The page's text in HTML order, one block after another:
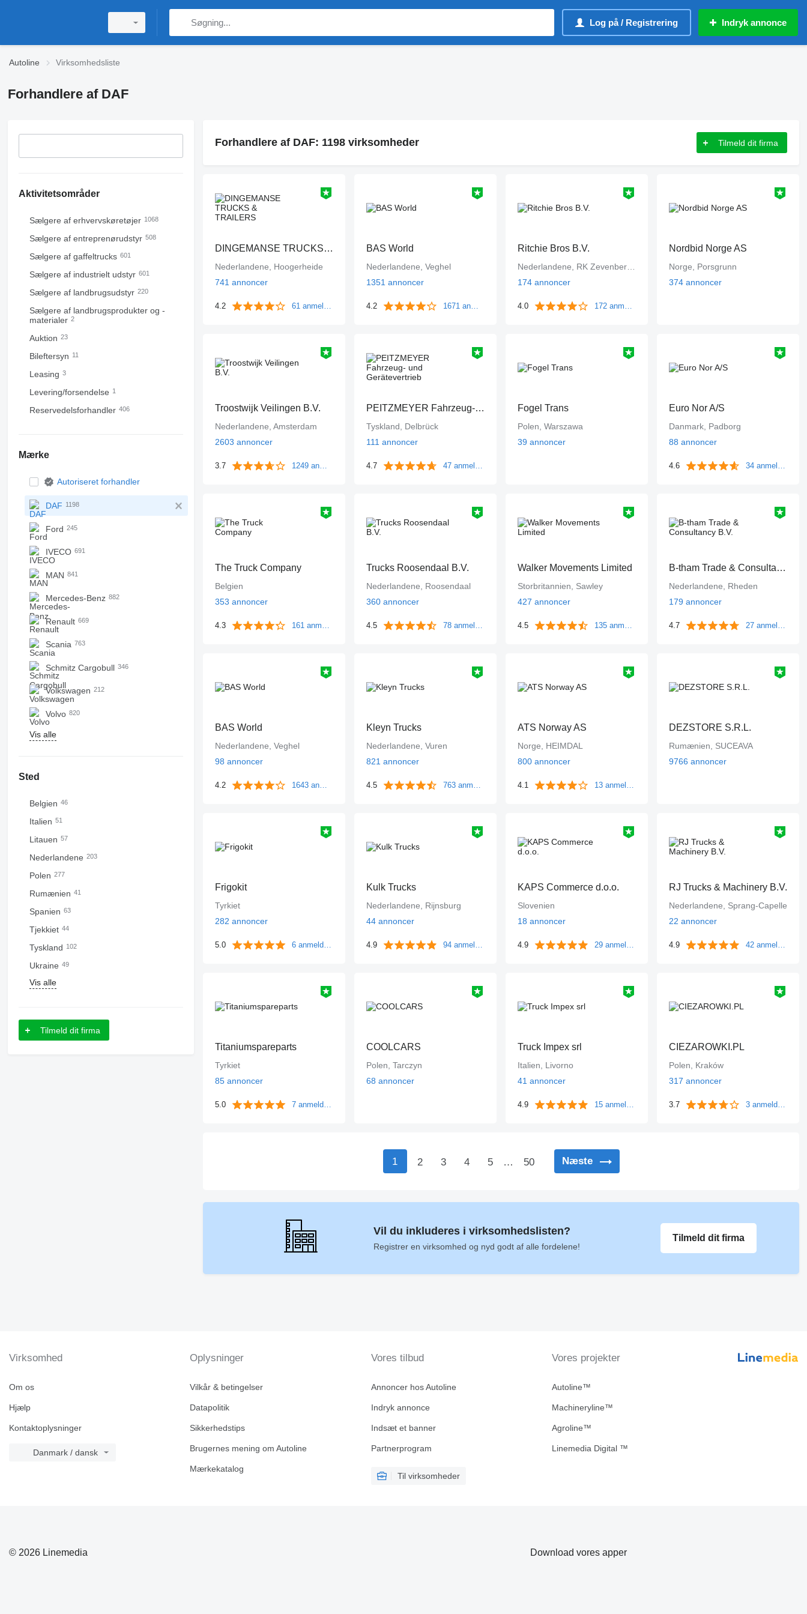
Log på / Registrering Indryk annonce
Autoline Virksomhedsliste
Forhandlere af DAF
Aktivitetsområder
Sælgere af erhvervskøretøjer 1068
Sælgere af entreprenørudstyr 508
Sælgere af gaffeltrucks 601
Sælgere af industrielt udstyr 601
Sælgere af landbrugsudstyr 220
Sælgere af landbrugsprodukter og -
materialer 2
Auktion 23
Bileftersyn 11
Leasing 3
Levering/forsendelse 1
Reservedelsforhandler 406
Mærke
Autoriseret forhandler
DAF 1198
Ford 245
IVECO 691
MAN 841
Mercedes-Benz 882
Renault 669
Scania 763
Schmitz Cargobull 346
Volkswagen 212
Volvo 820
Vis alle
Sted
Belgien 46
Italien 51
Litauen 57
Nederlandene 203
Polen 277
Rumænien 41
Spanien 63
Tjekkiet 44
Tyskland 102
Ukraine 49
Vis alle
Tilmeld dit firma
Forhandlere af DAF: 1198 virksomheder Tilmeld dit firma
DINGEMANSE TRUCKS & TRAILERS
Nederlandene, Hoogerheide
741 annoncer
4.2 61 anmeldelser
BAS World
Nederlandene, Veghel
1351 annoncer
4.2 1671 anmeldelser
Ritchie Bros B.V.
Nederlandene, RK Zevenbergen
174 annoncer
4.0 172 anmeldelser
Nordbid Norge AS
Norge, Porsgrunn
374 annoncer
Troostwijk Veilingen B.V.
Nederlandene, Amsterdam
2603 annoncer
3.7 1249 anmeldelser
PEITZMEYER Fahrzeug- und Gerätevertrieb
Tyskland, Delbrück
111 annoncer
4.7 47 anmeldelser
Fogel Trans
Polen, Warszawa
39 annoncer
Euro Nor A/S
Danmark, Padborg
88 annoncer
4.6 34 anmeldelser
The Truck Company
Belgien
353 annoncer
4.3 161 anmeldelser
Trucks Roosendaal B.V.
Nederlandene, Roosendaal
360 annoncer
4.5 78 anmeldelser
Walker Movements Limited
Storbritannien, Sawley
427 annoncer
4.5 135 anmeldelser
B-tham Trade & Consultancy B.V.
Nederlandene, Rheden
179 annoncer
4.7 27 anmeldelser
BAS World
Nederlandene, Veghel
98 annoncer
4.2 1643 anmeldelser
Kleyn Trucks
Nederlandene, Vuren
821 annoncer
4.5 763 anmeldelser
ATS Norway AS
Norge, HEIMDAL
800 annoncer
4.1 13 anmeldelser
DEZSTORE S.R.L.
Rumænien, SUCEAVA
9766 annoncer
Frigokit
Tyrkiet
282 annoncer
5.0 6 anmeldelser
Kulk Trucks
Nederlandene, Rijnsburg
44 annoncer
4.9 94 anmeldelser
KAPS Commerce d.o.o.
Slovenien
18 annoncer
4.9 29 anmeldelser
RJ Trucks & Machinery B.V.
Nederlandene, Sprang-Capelle
22 annoncer
4.9 42 anmeldelser
Titaniumspareparts
Tyrkiet
85 annoncer
5.0 7 anmeldelser
COOLCARS
Polen, Tarczyn
68 annoncer
Truck Impex srl
Italien, Livorno
41 annoncer
4.9 15 anmeldelser
CIEZAROWKI.PL
Polen, Kraków
317 annoncer
3.7 3 anmeldelser
1 2 3 4 5 … 50 Næste
Vil du inkluderes i virksomhedslisten?
Registrer en virksomhed og nyd godt af alle fordelene!
Tilmeld dit firma
Virksomhed
Om os
Hjælp
Kontaktoplysninger
Danmark / dansk
Oplysninger
Vilkår & betingelser
Datapolitik
Sikkerhedstips
Brugernes mening om Autoline
Mærkekatalog
Vores tilbud
Annoncer hos Autoline
Indryk annonce
Indsæt et banner
Partnerprogram
Til virksomheder
Vores projekter
Autoline™
Machineryline™
Agroline™
Linemedia Digital ™
© 2026 Linemedia Download vores apper